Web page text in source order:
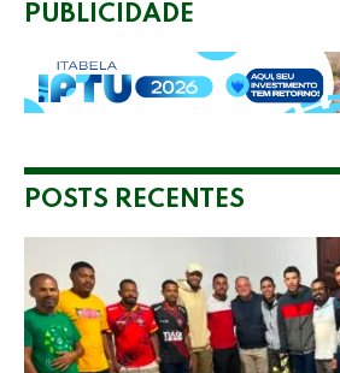
PUBLICIDADE
POSTS RECENTES